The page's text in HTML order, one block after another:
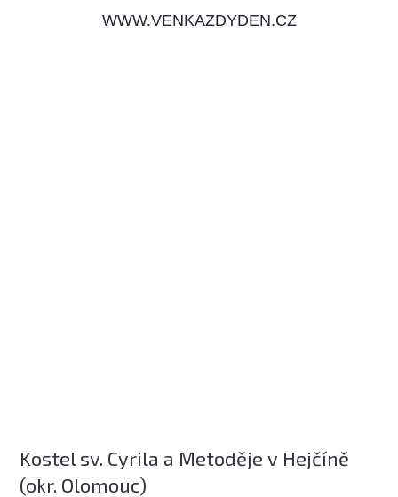
WWW.VENKAZDYDEN.CZ
Kostel sv. Cyrila a Metoděje v Hejčíně
(okr. Olomouc)